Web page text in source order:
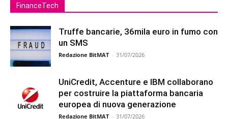
FinanceTech
Truffe bancarie, 36mila euro in fumo con
un SMS
Redazione BitMAT - 31/07/2026
UniCredit, Accenture e IBM collaborano
per costruire la piattaforma bancaria
europea di nuova generazione
Redazione BitMAT - 31/07/2026